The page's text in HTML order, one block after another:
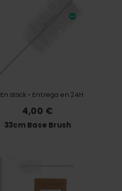
En stock • Entrega en 24H
4,00 €
33cm Base Brush